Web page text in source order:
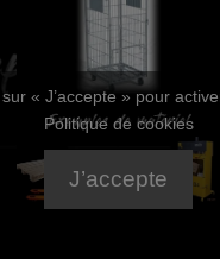
« J’accepte » pour
Politique de cookies
J’accepte